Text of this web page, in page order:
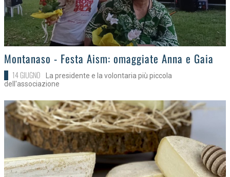
>Montanaso - Festa Aism: omaggiate Anna e Gaia
14 GIUGNO
La presidente e la volontaria più piccola
dell'associazione